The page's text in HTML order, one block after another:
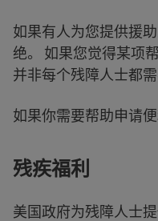
如果有人为您提供援
绝。 如果您觉得某项
并非每个残障人士都需
如果你需要帮助申请
残疾福利
美国政府为残障人士